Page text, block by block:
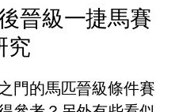
晉級一捷馬賽
究
門的馬匹晉級條件賽